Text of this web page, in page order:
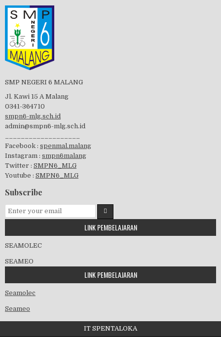
Tes Matrikulasi 2019
visitasi PPK 2019
GSF 2019
Pembagian Ijazah 2020
Workshop Penjaminan Mutu 2020
SMP NEGERI 6 MALANG
Jl. Kawi 15 A Malang
0341-364710
smpn6-mlg.sch.id
admin@smpn6-mlg.sch.id
Facebook : spenmal.malang
Instagram : smpn6malang
Twitter : SMPN6_MLG
Youtube : SMPN6_MLG
Subscribe
LINK PEMBELAJARAN
SEAMOLEC
SEAMEO
LINK PEMBELAJARAN
Seamolec
Seameo
IT SPENTALOKA